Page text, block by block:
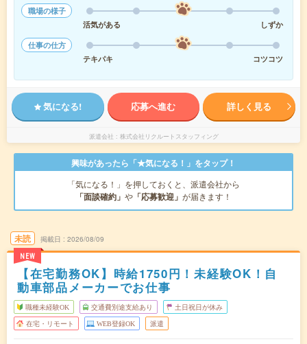
職場の様子
活気がある
しずか
仕事の仕方
テキパキ
コツコツ
気になる! 応募へ進む 詳しく見る
派遣会社 株式会社リクルートスタッフィング
興味があったら「★気になる！」をタップ！
「気になる！」を押しておくと、派遣会社から
「面談確約」 や 「応募歓迎」 が届きます！
未読
NEW
掲載日 2026/08/09
【在宅勤務OK】時給1750円！未経験OK！自
動車部品メーカーでお仕事
職種未経験OK 交通費別途支給あり 土日祝日が休み
在宅・リモート WEB登録OK 派遣